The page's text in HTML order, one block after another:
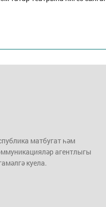
матбугат һәм
агентлыгы
куела.